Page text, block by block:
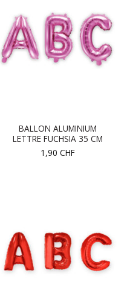
BALLON ALUMINIUM
LETTRE FUCHSIA 35 CM
1,90 CHF